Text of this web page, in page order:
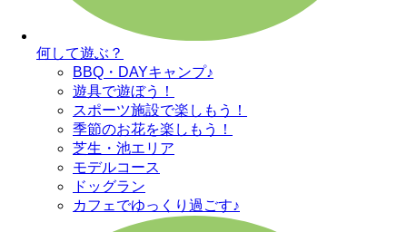
何して遊ぶ？
BBQ・DAYキャンプ♪
遊具で遊ぼう！
スポーツ施設で楽しもう！
季節のお花を楽しもう！
芝生・池エリア
モデルコース
ドッグラン
カフェでゆっくり過ごす♪